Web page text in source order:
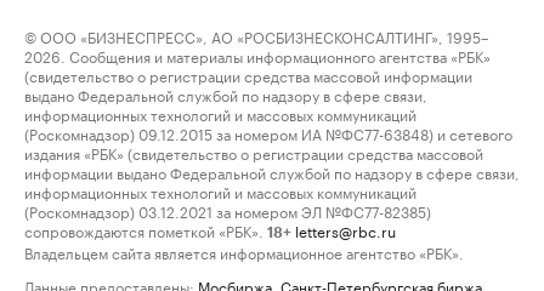
© ООО «БИЗНЕСПРЕСС», АО «РОСБИЗНЕСКОНСАЛТИНГ», 1995–
2026. Сообщения и материалы информационного агентства «РБК»
(свидетельство о регистрации средства массовой информации
выдано Федеральной службой по надзору в сфере связи,
информационных технологий и массовых коммуникаций
(Роскомнадзор) 09.12.2015 за номером ИА №ФС77-63848) и сетевого
издания «РБК» (свидетельство о регистрации средства массовой
информации выдано Федеральной службой по надзору в сфере связи,
информационных технологий и массовых коммуникаций
(Роскомнадзор) 03.12.2021 за номером ЭЛ №ФС77-82385)
сопровождаются пометкой «РБК».
18+ letters@rbc.ru
Владельцем сайта является информационное агентство «РБК».
Данные предоставлены: Мосбиржа Санкт-Петербургская биржа